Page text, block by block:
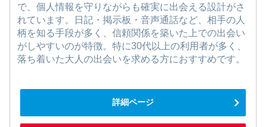
で、個人情報を守りながらも確実に出会える設計がさ
れています。日記・掲示板・音声通話など、相手の人
柄を知る手段が多く、信頼関係を築いた上での出会い
がしやすいのが特徴。特に30代以上の利用者が多く、
落ち着いた大人の出会いを求める方におすすめです。
詳細ページ